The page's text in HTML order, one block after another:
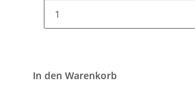
In den Warenkorb